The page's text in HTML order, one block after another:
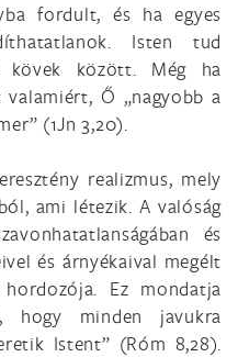
fordult, és ha egyes
Isten tud
kövek között. Még ha
Ő „nagyobb a
(1Jn 3,20).
realizmus, mely
ami létezik. A valóság
és
és árnyékaival megélt
Ez mondatja
hogy minden javukra
Istent” (Róm 8,28).